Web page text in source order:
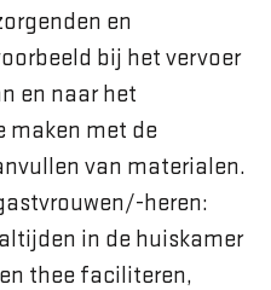
en
bij het vervoer
en naar het
maken met de
van materialen.
heren:
in de huiskamer
thee faciliteren,